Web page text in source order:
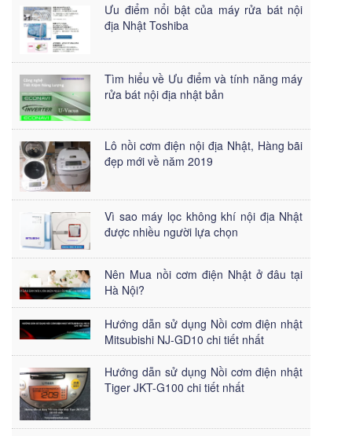
Ưu điểm nổi bật của máy rửa bát nội
địa Nhật Toshiba
Tìm hiểu về Ưu điểm và tính năng máy
rửa bát nội địa nhật bản
Lô nồi cơm điện nội địa Nhật, Hàng bãi
đẹp mới về năm 2019
Vì sao máy lọc không khí nội địa Nhật
được nhiều người lựa chọn
Nên Mua nồi cơm điện Nhật ở đâu tại
Hà Nội?
Hướng dẫn sử dụng Nồi cơm điện nhật
Mitsubishi NJ-GD10 chi tiết nhất
Hướng dẫn sử dụng Nồi cơm điện nhật
Tiger JKT-G100 chi tiết nhất